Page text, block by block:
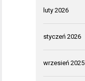
luty 2026
styczeń 2026
wrzesień 2025